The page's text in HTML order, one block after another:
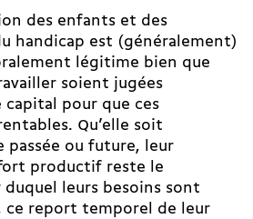
des enfants et des
handicap est (généralement)
légitime bien que
soient jugées
capital pour que ces
Qu’elle soit
passée ou future, leur
productif reste le
leurs besoins sont
ce report temporel de leur